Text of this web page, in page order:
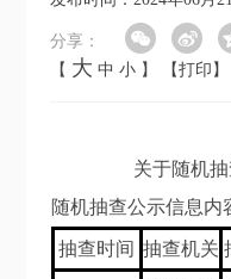
分享：
【 大 中 小 】 【打印】
关于随机
随机抽查公示信息内
抽查时间 抽查机关